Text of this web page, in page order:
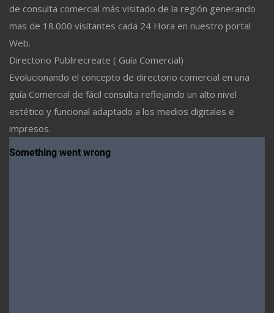
de consulta comercial más visitado de la región generando
mas de 18.000 visitantes cada 24 Hora en nuestro portal
Web.
Directorio Publirecreate ( Guía Comercial)
Evolucionando el concepto de directorio comercial en una
guía Comercial de fácil consulta reflejando un alto nivel
estético y funcional adaptado a los medios digitales e
impresos.